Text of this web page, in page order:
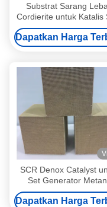
Substrat Sarang
Cordierite untuk Katalis
Denox – Produsen
Terkemuka
Dapatkan Harga
SCR Denox Catalyst
Set Generator
Batubara (Standar Euro
Dapatkan Harga